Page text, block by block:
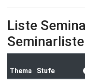
Liste
Thema Stufe